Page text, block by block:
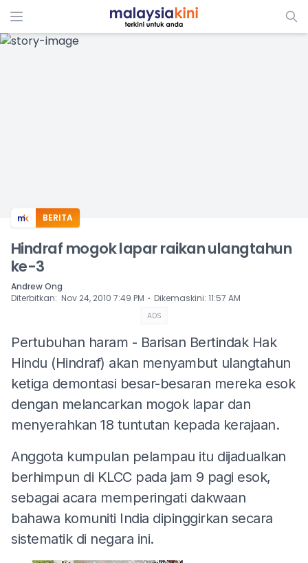
ADS
BERITA
Hindraf mogok lapar raikan ulangtahun
ke-3
Andrew Ong
Diterbitkan: Nov 24, 2010 7:49 PM ⋅ Dikemaskini: 11:57 AM
ADS
Pertubuhan haram - Barisan Bertindak Hak
Hindu (Hindraf) akan menyambut ulangtahun
ketiga demontasi besar-besaran mereka esok
dengan melancarkan mogok lapar dan
menyerahkan 18 tuntutan kepada kerajaan.
Anggota kumpulan pelampau itu dijadualkan
berhimpun di KLCC pada jam 9 pagi esok,
sebagai acara memperingati dakwaan
bahawa komuniti India dipinggirkan secara
sistematik di negara ini.